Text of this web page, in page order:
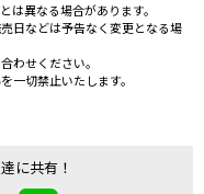
は異なる場合があります。
日などは予告なく変更となる場
わせください。
一切禁止いたします。
に共有！